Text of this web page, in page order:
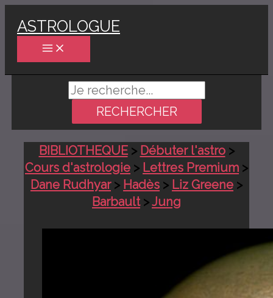
au
contenu
ASTROLOGUE
Rechercher :
BIBLIOTHEQUE> Débuter l'astro>
Cours d'astrologie > Lettres Premium >
Dane Rudhyar> Hadès > Liz Greene >
Barbault>Jung